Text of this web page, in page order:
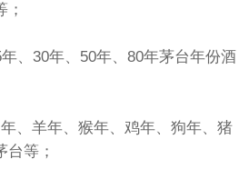
30年、50年、80年茅台年份酒
羊年、猴年、鸡年、狗年、猪
等；